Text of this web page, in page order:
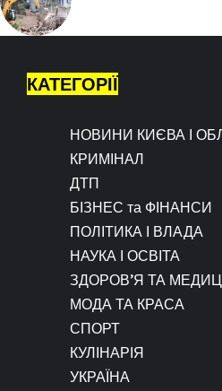
КАТЕГОРІЇ
НОВИНИ КИЄВА І
КРИМІНАЛ
ДТП
БІЗНЕС та ФІНАНСИ
ПОЛІТИКА І ВЛАДА
НАУКА І ОСВІТА
ЗДОРОВ’Я ТА
МОДА ТА КРАСА
СПОРТ
КУЛІНАРІЯ
УКРАЇНА